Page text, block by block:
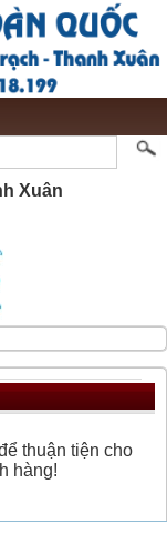
Xuân
thuận tiện cho
hàng!